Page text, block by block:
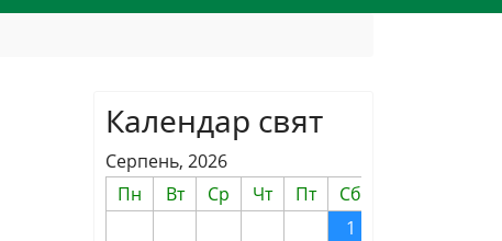
Календар свят
Серпень, 2026
Пн
Вт Ср Чт Пт Сб
1